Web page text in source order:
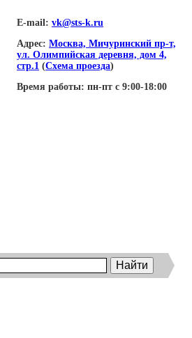
E-mail: vk@sts-k.ru
Адрес: Москва, Мичуринский пр-т,
ул. Олимпийская деревня, дом 4,
стр.1 (Схема проезда)
Время работы: пн-пт с 9:00-18:00